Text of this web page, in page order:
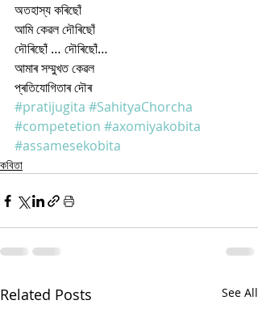
অতহাস্য কৰিছোঁ
আমি কেৱল দৌৰিছোঁ
দৌৰিছোঁ … দৌৰিছোঁ…
আমাৰ সম্মুখত কেৱল
প্ৰতিযোগিতাৰ দৌৰ
#pratijugita #SahityaChorcha
#competetion #axomiyakobita
#assamesekobita
কবিতা
Related Posts See All